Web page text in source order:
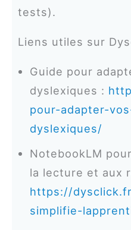
tests).
Liens utiles sur
Guide pour
dyslexiques :
pour-adapter-
dyslexiques/
NotebookLM
la lecture et aux
https://
simplifie-